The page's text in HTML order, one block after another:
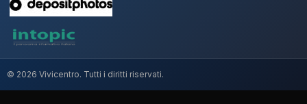
© 2026 Vivicentro. Tutti i diritti riservati.